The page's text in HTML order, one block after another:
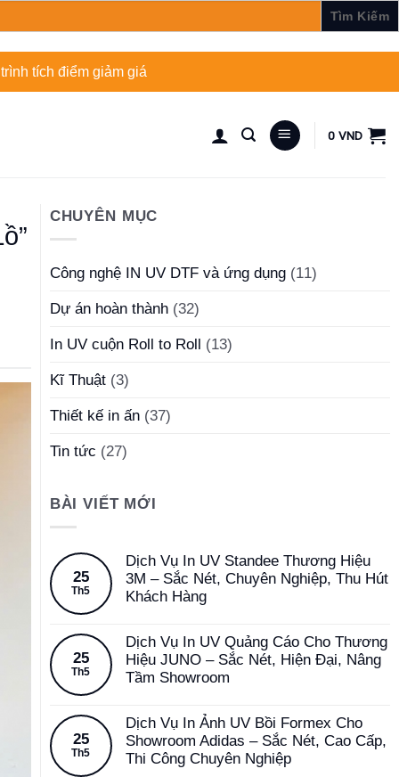
tích điểm giảm giá
0 VND
CHUYÊN MỤC
Công nghệ IN UV DTF và ứng dụng(11)
Dự án hoàn thành(32)
In UV cuộn Roll to Roll (13)
Kĩ Thuật(3)
Thiết kế in ấn(37)
Tin tức (27)
BÀI VIẾT MỚI
25
Th5
Dịch Vụ In UV Standee Thương Hiệu
3M – Sắc Nét, Chuyên Nghiệp, Thu Hút
Khách Hàng
25
Th5
Dịch Vụ In UV Quảng Cáo Cho Thương
Hiệu JUNO – Sắc Nét, Hiện Đại, Nâng
Tầm Showroom
25
Th5
Dịch Vụ In Ảnh UV Bồi Formex Cho
Showroom Adidas – Sắc Nét, Cao Cấp,
Thi Công Chuyên Nghiệp